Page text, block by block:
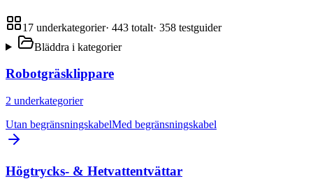
17 underkategorier· 443 totalt· 358 testguider
Bläddra i kategorier
Robotgräsklippare
2 underkategorier
Utan begränsningskabelMed begränsningskabel
Högtrycks- & Hetvattentvättar